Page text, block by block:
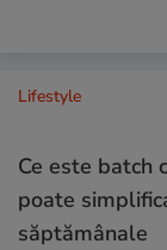
Lifestyle
Ce este batch
poate
săptămânale